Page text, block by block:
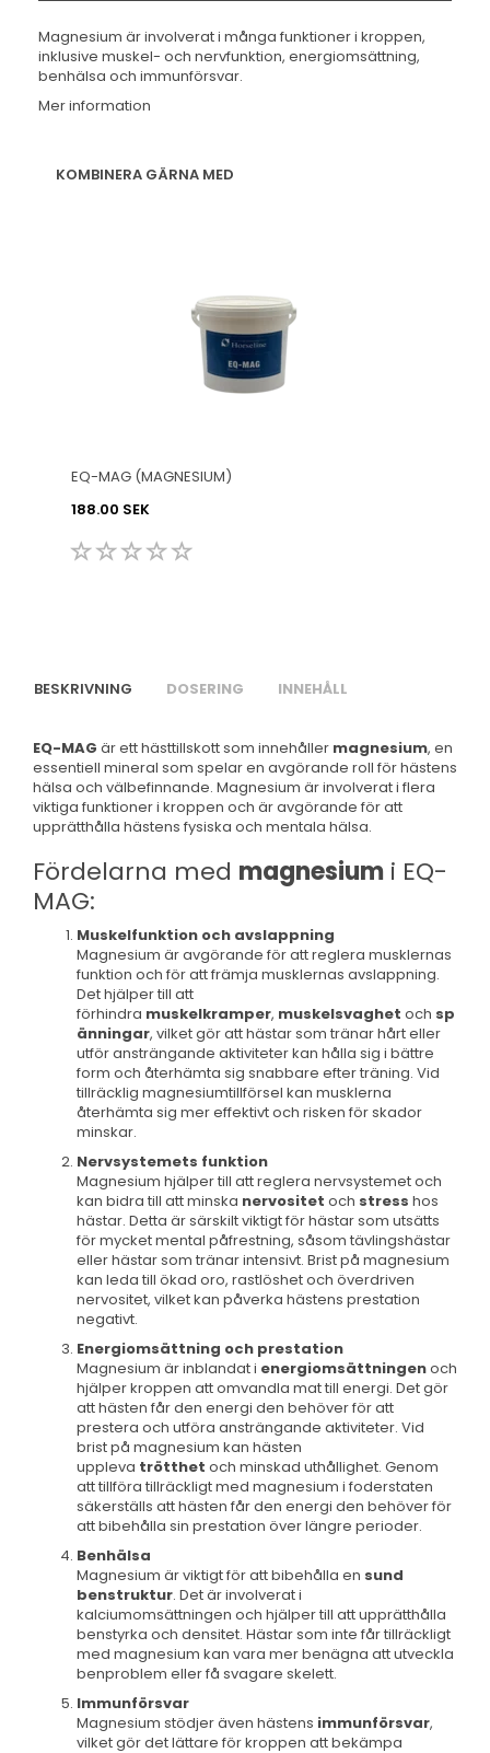
Magnesium är involverat i många funktioner i kroppen,
inklusive muskel- och nervfunktion, energiomsättning,
benhälsa och immunförsvar.
Mer information
KOMBINERA GÄRNA MED
EQ-MAG (MAGNESIUM)
188.00 SEK
BESKRIVNING DOSERING INNEHÅLL
EQ-MAG är ett hästtillskott som innehåller magnesium, en
essentiell mineral som spelar en avgörande roll för hästens
hälsa och välbefinnande. Magnesium är involverat i flera
viktiga funktioner i kroppen och är avgörande för att
upprätthålla hästens fysiska och mentala hälsa.
Fördelarna med magnesium i EQ-
MAG:
Muskelfunktion och avslappning
Magnesium är avgörande för att reglera musklernas
funktion och för att främja musklernas avslappning.
Det hjälper till att
förhindra muskelkramper, muskelsvaghet och sp
änningar, vilket gör att hästar som tränar hårt eller
utför ansträngande aktiviteter kan hålla sig i bättre
form och återhämta sig snabbare efter träning. Vid
tillräcklig magnesiumtillförsel kan musklerna
återhämta sig mer effektivt och risken för skador
minskar.
Nervsystemets funktion
Magnesium hjälper till att reglera nervsystemet och
kan bidra till att minska nervositet och stress hos
hästar. Detta är särskilt viktigt för hästar som utsätts
för mycket mental påfrestning, såsom tävlingshästar
eller hästar som tränar intensivt. Brist på magnesium
kan leda till ökad oro, rastlöshet och överdriven
nervositet, vilket kan påverka hästens prestation
negativt.
Energiomsättning och prestation
Magnesium är inblandat i energiomsättningenoch
hjälper kroppen att omvandla mat till energi. Det gör
att hästen får den energi den behöver för att
prestera och utföra ansträngande aktiviteter. Vid
brist på magnesium kan hästen
uppleva trötthet och minskad uthållighet. Genom
att tillföra tillräckligt med magnesium i foderstaten
säkerställs att hästen får den energi den behöver för
att bibehålla sin prestation över längre perioder.
Benhälsa
Magnesium är viktigt för att bibehålla en sund
benstruktur. Det är involverat i
kalciumomsättningen och hjälper till att upprätthålla
benstyrka och densitet. Hästar som inte får tillräckligt
med magnesium kan vara mer benägna att utveckla
benproblem eller få svagare skelett.
Immunförsvar
Magnesium stödjer även hästens immunförsvar,
vilket gör det lättare för kroppen att bekämpa